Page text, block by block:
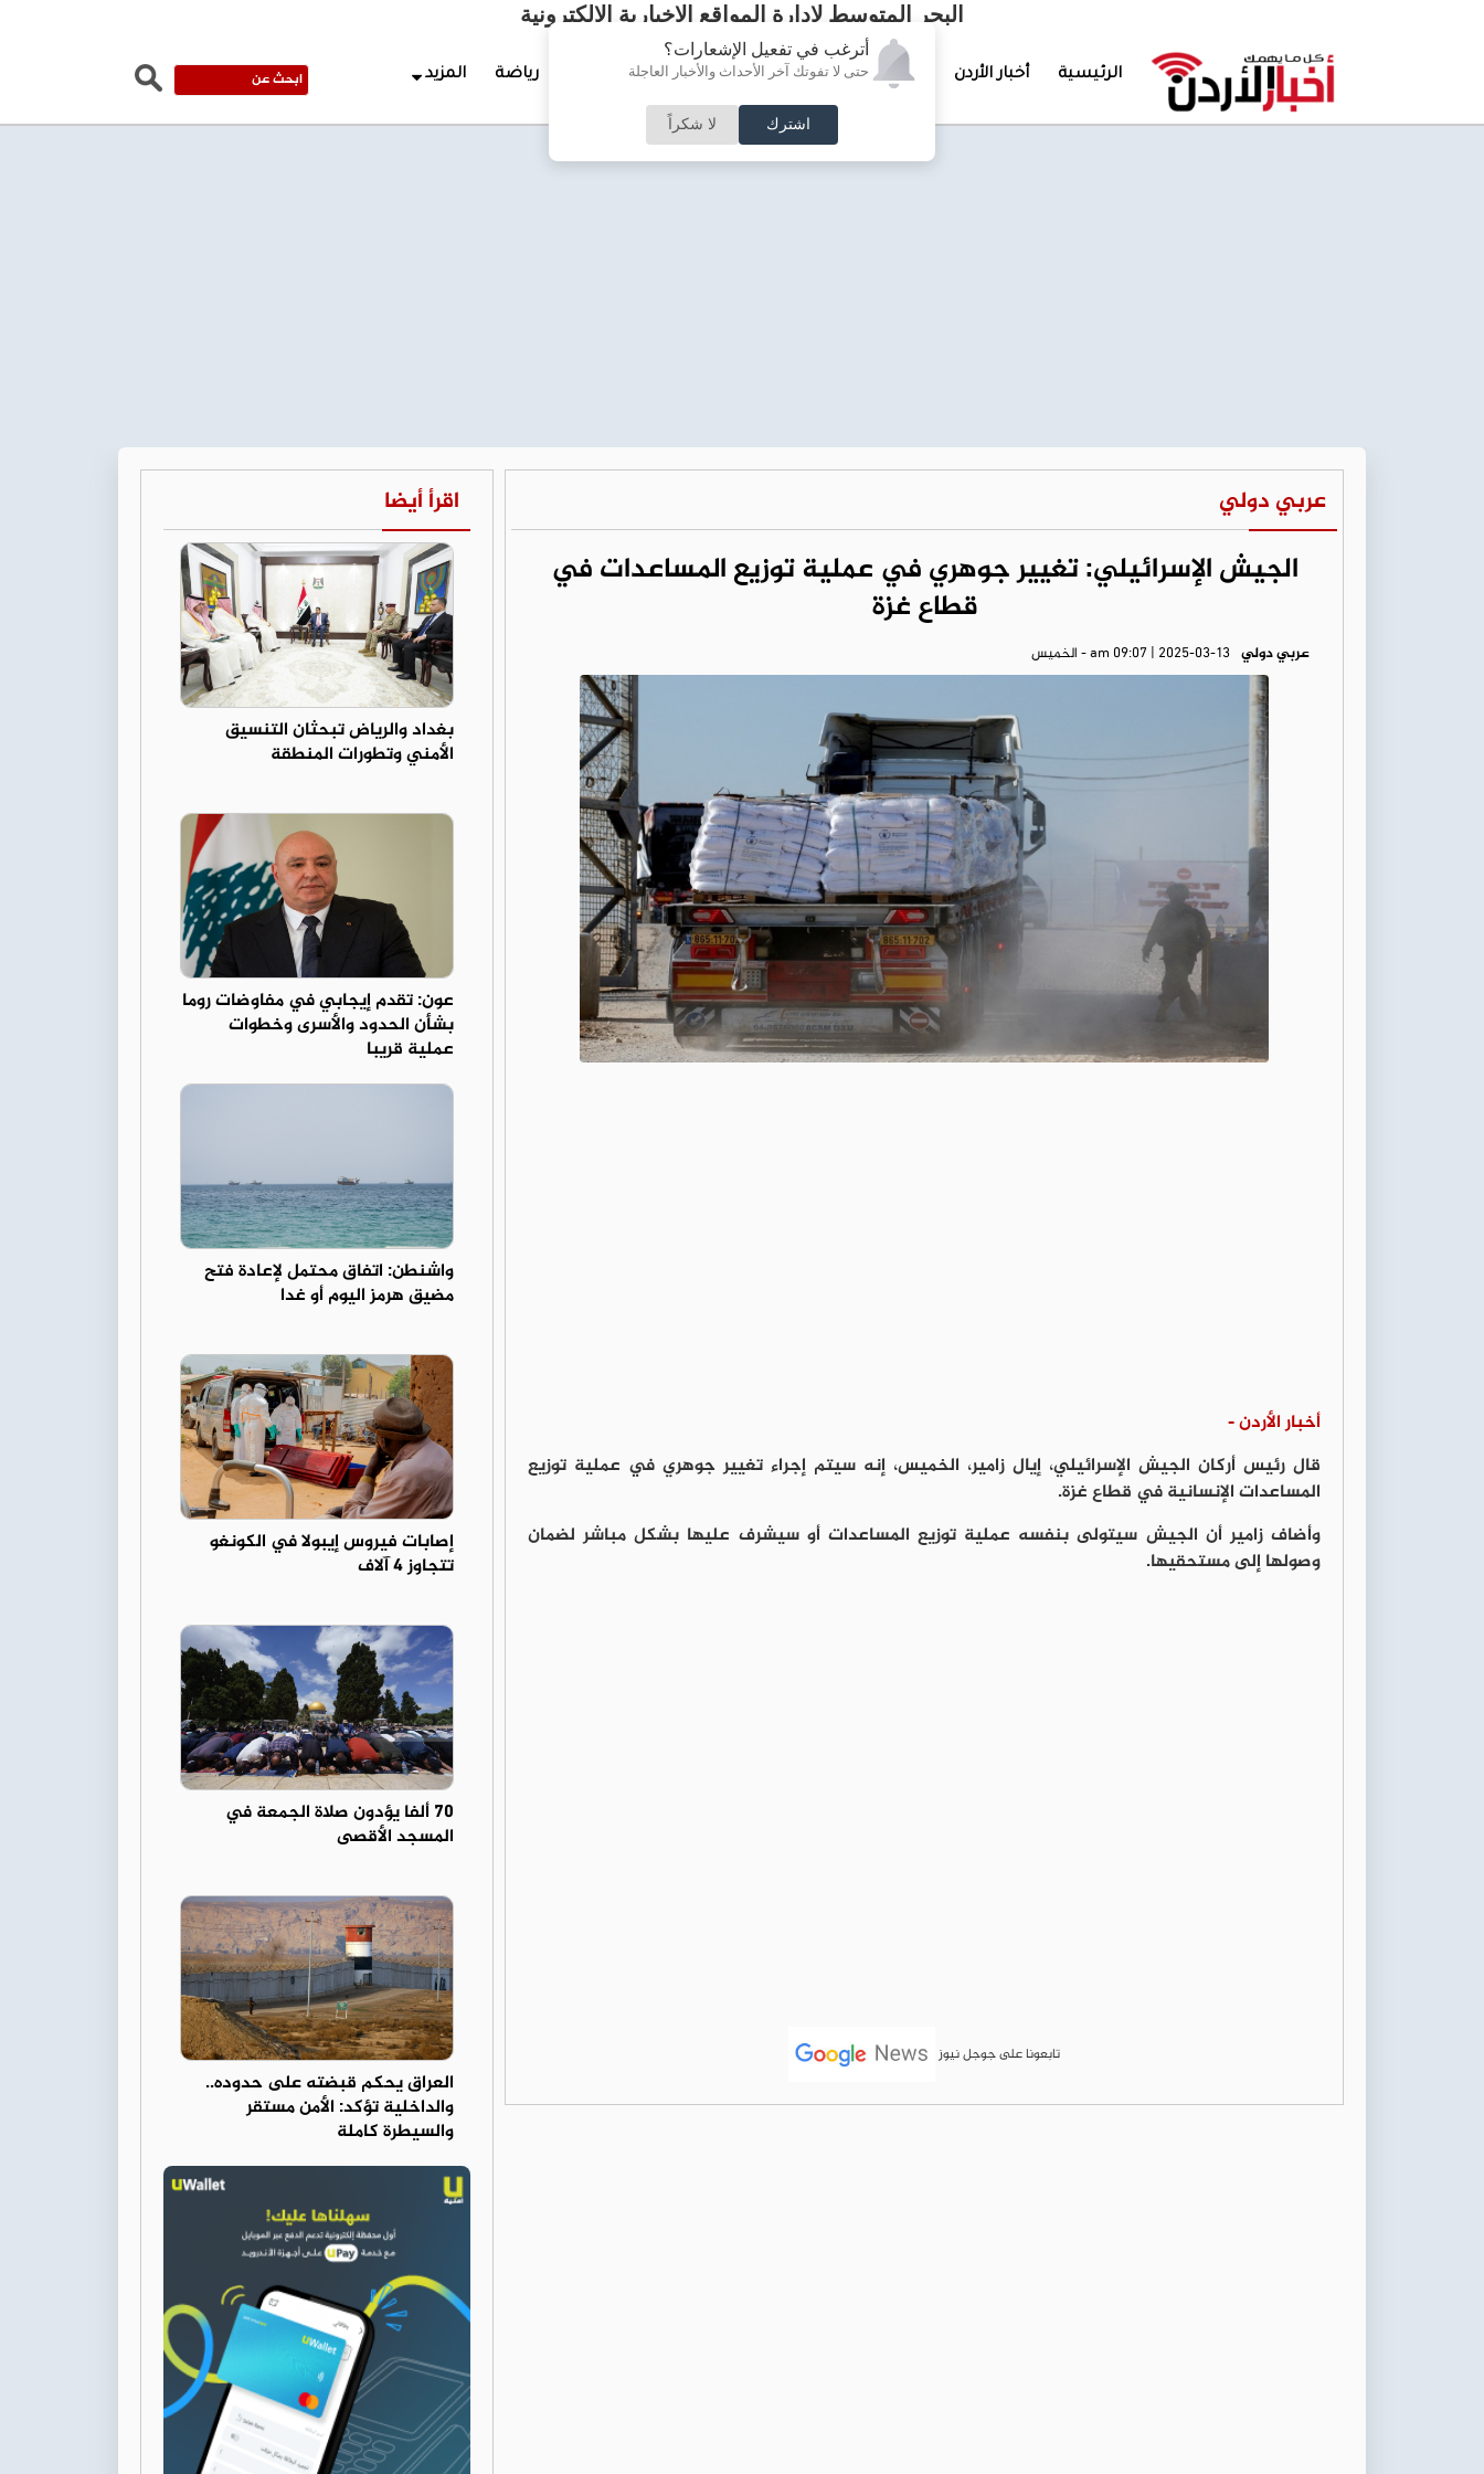
أترغب في تفعيل الإشعارات؟
حتى لا تفوتك آخر الأحداث والأخبار العاجلة
اشترك لا شكراً
البحر المتوسط لإدارة المواقع الإخبارية الالكترونية
الرئيسية أخبار الأردن تغطيات خاصة لقاء الأسبوع جرائم وحوادث رياضة المزيد
عربي دولي
الجيش الإسرائيلي: تغيير جوهري في عملية توزيع المساعدات في
قطاع غزة
عربي دولي am 09:07 | 2025-03-13 - الخميس
أخبار الأردن -
قال رئيس أركان الجيش الإسرائيلي، إيال زامير، الخميس، إنه سيتم إجراء تغيير جوهري في عملية توزيع
المساعدات الإنسانية في قطاع غزة.
وأضاف زامير أن الجيش سيتولى بنفسه عملية توزيع المساعدات أو سيشرف عليها بشكل مباشر لضمان
وصولها إلى مستحقيها.
تابعونا على جوجل نيوز
اقرأ أيضا
بغداد والرياض تبحثان التنسيق
الأمني وتطورات المنطقة
عون: تقدم إيجابي في مفاوضات روما
بشأن الحدود والأسرى وخطوات
عملية قريبا
واشنطن: اتفاق محتمل لإعادة فتح
مضيق هرمز اليوم أو غدا
إصابات فيروس إيبولا في الكونغو
تتجاوز 4 آلاف
70 ألفا يؤدون صلاة الجمعة في
المسجد الأقصى
العراق يحكم قبضته على حدوده..
والداخلية تؤكد: الأمن مستقر
والسيطرة كاملة